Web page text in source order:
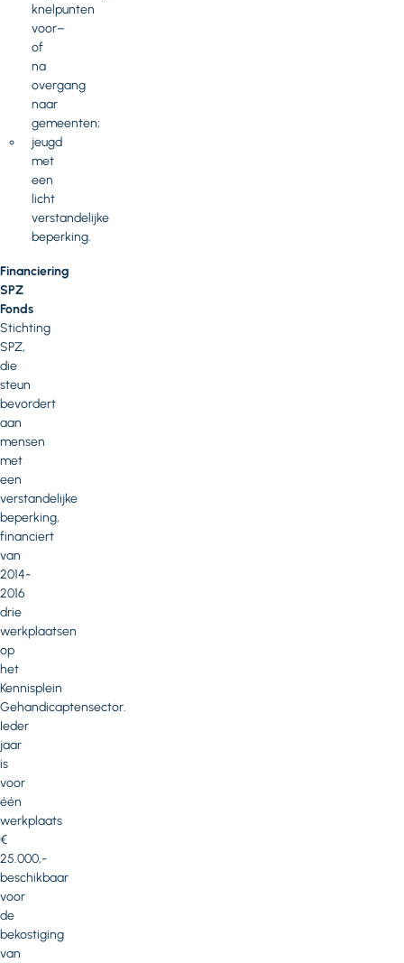
knelpunten
voor–
of
na
overgang
naar
gemeenten;
jeugd
met
een
licht
verstandelijke
beperking.
Financiering
SPZ
Fonds
Stichting
SPZ,
die
steun
bevordert
aan
mensen
met
een
verstandelijke
beperking,
financiert
van
2014-
2016
drie
werkplaatsen
op
het
Kennisplein
Gehandicaptensector.
Ieder
jaar
is
voor
één
werkplaats
€
25.000,-
beschikbaar
voor
de
bekostiging
van